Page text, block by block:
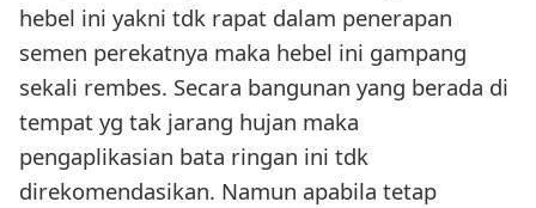
hebel ini yakni tdk rapat dalam penerapan
semen perekatnya maka hebel ini gampang
sekali rembes. Secara bangunan yang berada di
tempat yg tak jarang hujan maka
pengaplikasian bata ringan ini tdk
direkomendasikan. Namun apabila tetap